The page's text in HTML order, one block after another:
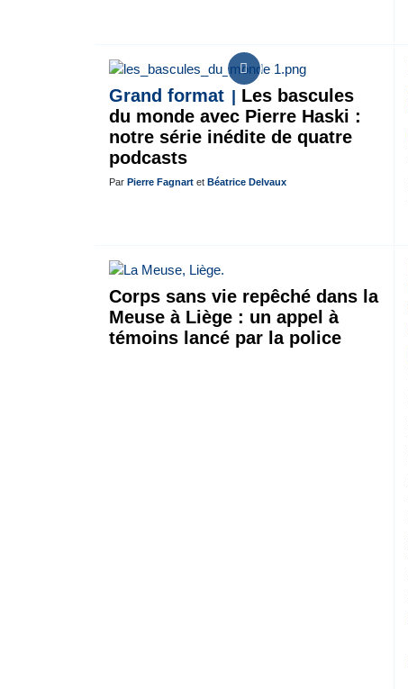
Grand format
Les bascules
du monde avec Pierre Haski :
notre série inédite de quatre
podcasts
Par Pierre Fagnartet Béatrice Delvaux
Corps sans vie repêché dans la
Meuse à Liège : un appel à
témoins lancé par la police